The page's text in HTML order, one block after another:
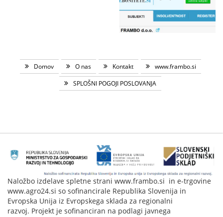
Domov O nas Kontakt
www.frambo.si
SPLOŠNI POGOJI POSLOVANJA
Naložbo izdelave spletne strani www.frambo.si in e-trgovine
www.agro24.si so sofinancirale Republika Slovenija in
Evropska Unija iz Evropskega sklada za regionalni
razvoj. Projekt je sofinanciran na podlagi javnega